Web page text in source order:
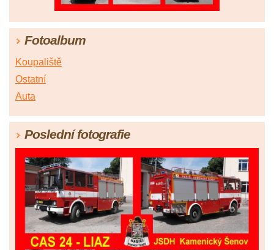
Fotoalbum
Koupaliště
Ostatní
Auta
Poslední fotografie